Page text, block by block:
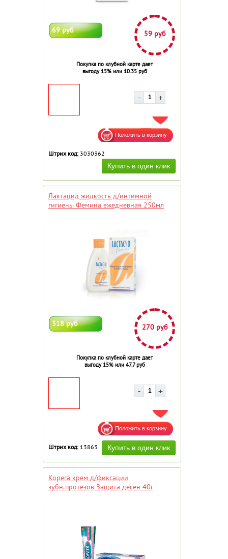
69 руб 59 руб
Покупка по клубной карте дает
выгоду 15% или 10.35 руб
ДОБАВИТЬ В ИЗБРАННОЕ
Штрих код: 3030362
Лактацид жидкость д/интимной
гигиены Фемина ежедневная 250мл
318 руб 270 руб
Покупка по клубной карте дает
выгоду 15% или 47.7 руб
ДОБАВИТЬ В ИЗБРАННОЕ
Штрих код: 13863
Корега крем д/фиксации
зубн.протезов Защита десен 40г